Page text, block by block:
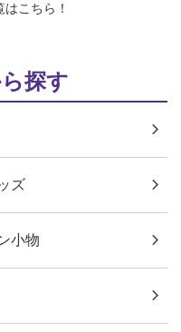
こちら！
探す
ズ
小物